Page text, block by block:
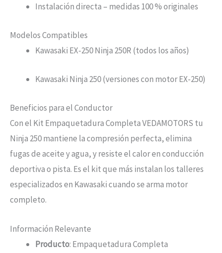
Instalación directa – medidas 100 % originales
Modelos Compatibles
Kawasaki EX-250 Ninja 250R (todos los años)
Kawasaki Ninja 250 (versiones con motor EX-250)
Beneficios para el Conductor
Con el Kit Empaquetadura Completa VEDAMOTORS tu
Ninja 250 mantiene la compresión perfecta, elimina
fugas de aceite y agua, y resiste el calor en conducción
deportiva o pista. Es el kit que más instalan los talleres
especializados en Kawasaki cuando se arma motor
completo.
Información Relevante
Producto: Empaquetadura Completa